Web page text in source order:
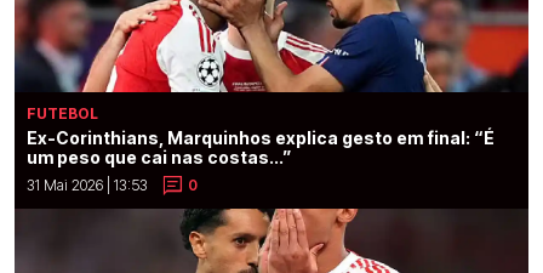
FUTEBOL
Ex-Corinthians, Marquinhos explica gesto em final: “É
um peso que cai nas costas...”
31 Mai 2026 | 13:53 0